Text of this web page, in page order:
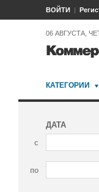
ВОЙТИ
06 АВГУСТА,
КАТЕГОРИИ
ДАТА
с
по